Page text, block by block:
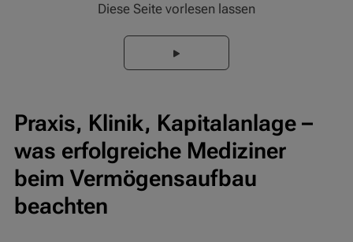
Diese Seite vorlesen lassen
Praxis, Klinik, Kapitalanlage –
was erfolgreiche Mediziner
beim Vermögensaufbau
beachten